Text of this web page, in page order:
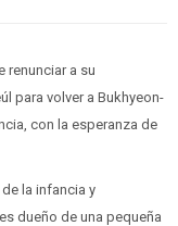
renunciar a su
para volver a Bukhyeon-
con la esperanza de
la infancia y
dueño de una pequeña